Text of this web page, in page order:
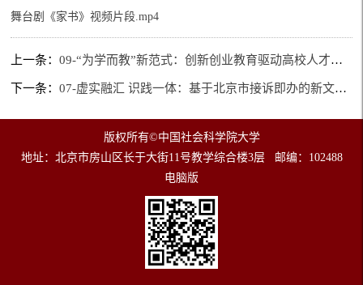
舞台剧《家书》视频片段.mp4
上一条：09-“为学而教”新范式：创新创业教育驱动高校人才培养模式转型的研究与实践
下一条：07-虚实融汇 识践一体：基于北京市接诉即办的新文科治理人才实践教学模式创新
版权所有©中国社会科学院大学
地址：北京市房山区长于大街11号教学综合楼3层 邮编：102488
电脑版